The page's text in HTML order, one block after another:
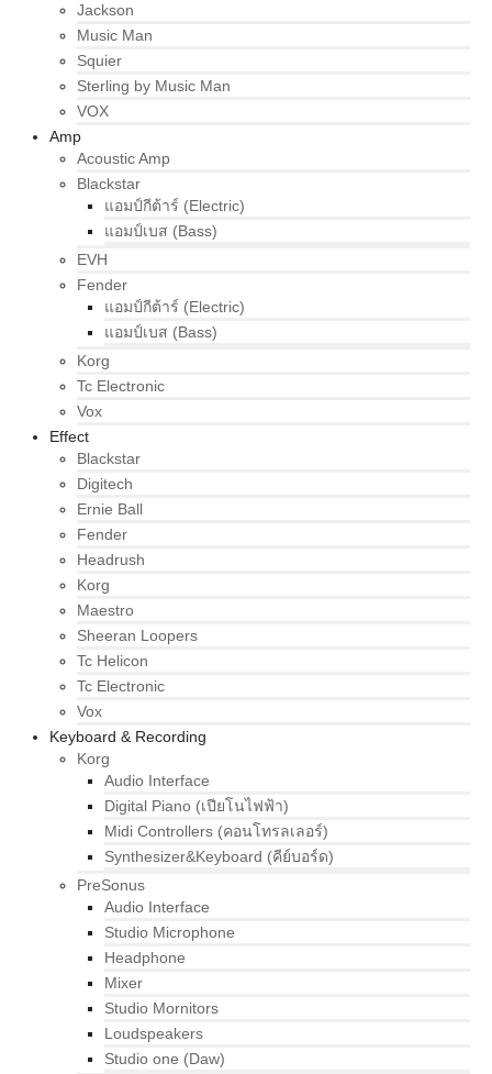
Jackson
Music Man
Squier
Sterling by Music Man
VOX
Amp
Acoustic Amp
Blackstar
แอมป์กีต้าร์ (Electric)
แอมป์เบส (Bass)
EVH
Fender
แอมป์กีต้าร์ (Electric)
แอมป์เบส (Bass)
Korg
Tc Electronic
Vox
Effect
Blackstar
Digitech
Ernie Ball
Fender
Headrush
Korg
Maestro
Sheeran Loopers
Tc Helicon
Tc Electronic
Vox
Keyboard & Recording
Korg
Audio Interface
Digital Piano (เปียโนไฟฟ้า)
Midi Controllers (คอนโทรลเลอร์)
Synthesizer&Keyboard (คีย์บอร์ด)
PreSonus
Audio Interface
Studio Microphone
Headphone
Mixer
Studio Mornitors
Loudspeakers
Studio one (Daw)